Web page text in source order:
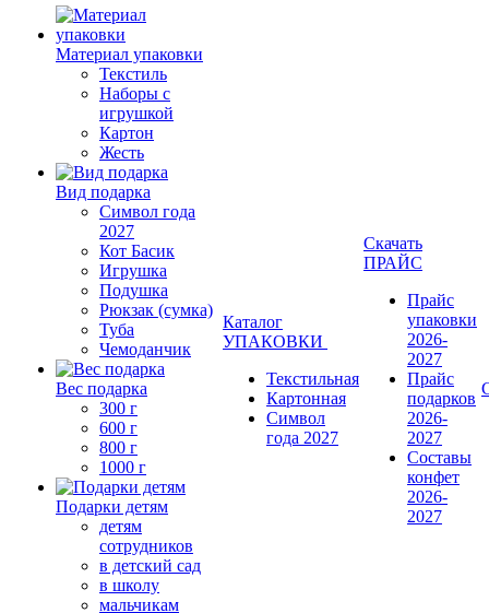
Материал упаковки
Текстиль
Наборы с
игрушкой
Картон
Жесть
Вид подарка
Символ года
2027
Кот Басик
Игрушка
Подушка
Рюкзак (сумка)
Туба
Чемоданчик
Вес подарка
300 г
600 г
800 г
1000 г
Подарки детям
детям
сотрудников
в детский сад
в школу
мальчикам
Каталог
УПАКОВКИ
Текстильная
Картонная
Символ
года 2027
Скачать
ПРАЙС
Прайс
упаковки
2026-
2027
Прайс
подарков
2026-
2027
Составы
конфет
2026-
2027